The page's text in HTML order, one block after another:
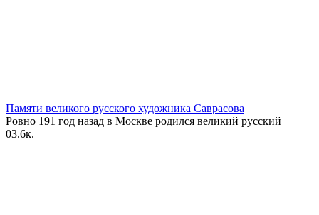
Памяти великого русского художника Саврасова
Ровно 191 год назад в Москве родился великий русский
03.6к.